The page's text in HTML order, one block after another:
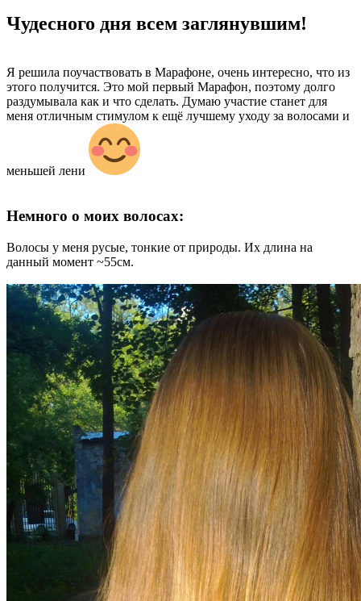
Чудесного дня всем заглянувшим!
Я решила поучаствовать в Марафоне, очень интересно, что из
этого получится. Это мой первый Марафон, поэтому долго
раздумывала как и что сделать. Думаю участие станет для
меня отличным стимулом к ещё лучшему уходу за волосами и
меньшей лени
Немного о моих волосах:
Волосы у меня русые, тонкие от природы. Их длина на
данный момент ~55см.